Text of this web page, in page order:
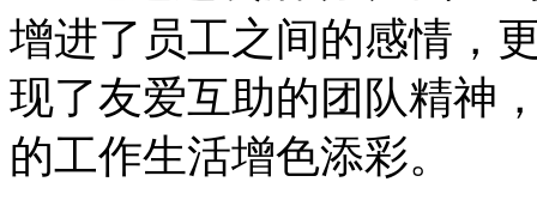
增进了员工之间的感情，
现了友爱互助的团队精神
的工作生活增色添彩。